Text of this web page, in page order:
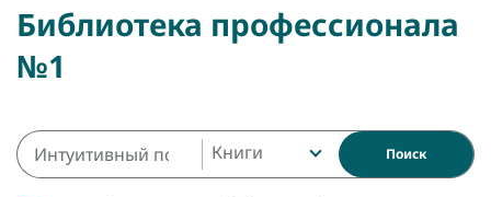
Библиотека профессионала
№1
Книги Поиск